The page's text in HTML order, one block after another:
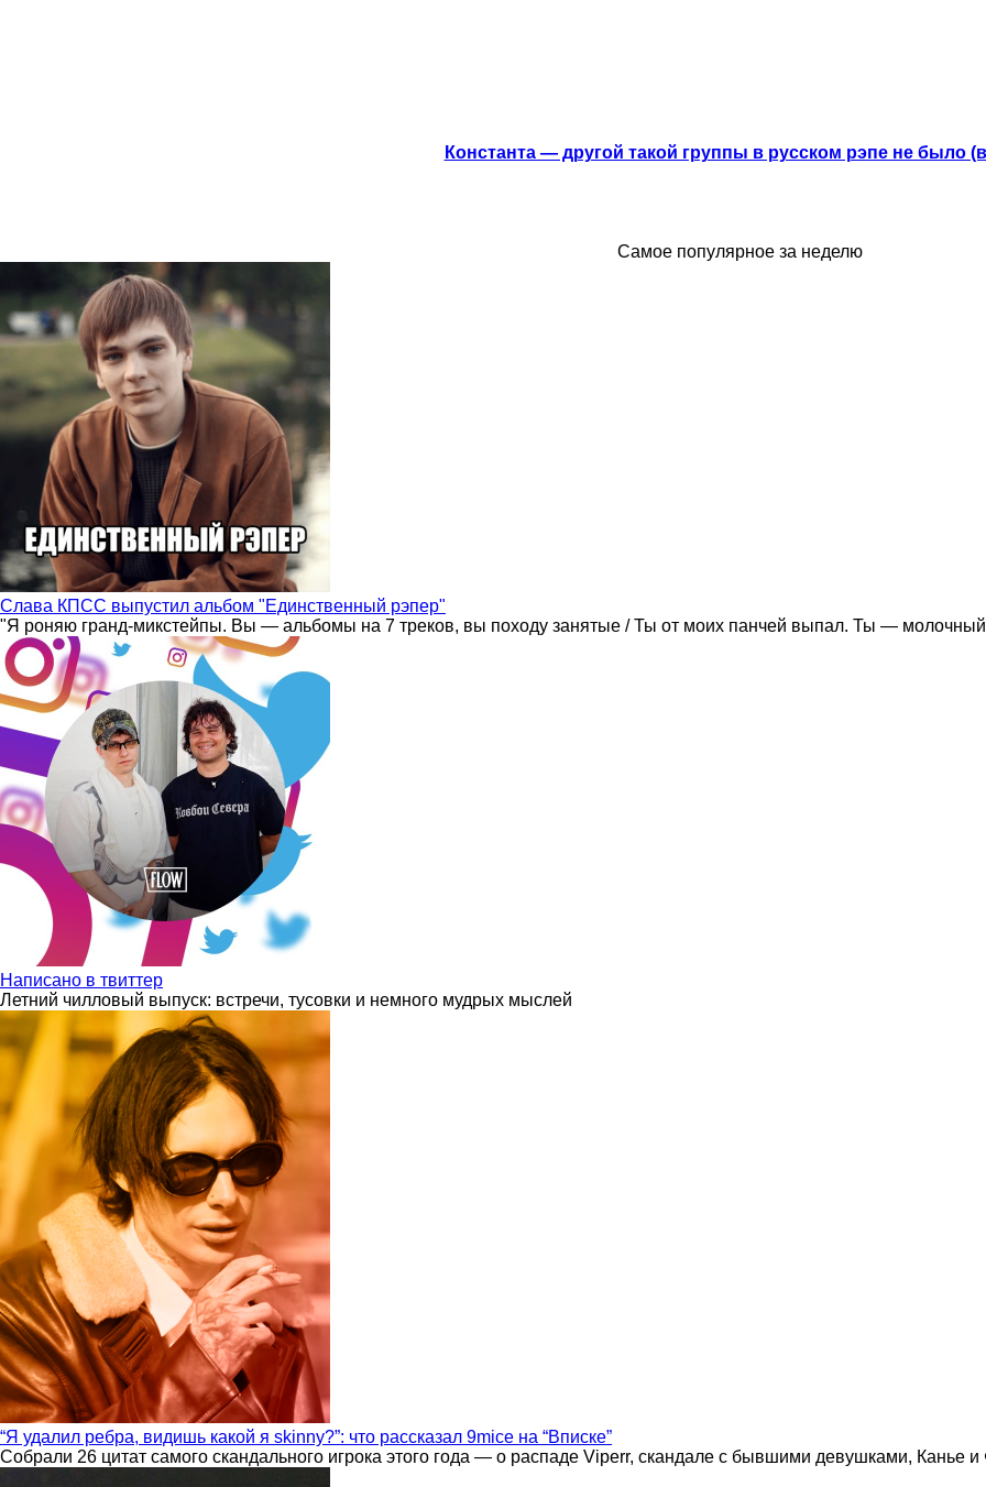
Константа — другой такой группы в русском рэпе не было
Самое популярное за неделю
Слава КПСС выпустил альбом "Единственный рэпер"
"Я роняю гранд-микстейпы. Вы — альбомы на 7 треков, вы походу занятые / Ты от моих панчей выпал. Ты —
Написано в твиттер
Летний чилловый выпуск: встречи, тусовки и немного мудрых мыслей
“Я удалил ребра, видишь какой я skinny?”: что рассказал 9mice на “Вписке”
Собрали 26 цитат самого скандального игрока этого года — о распаде Viperr, скандале с бывшими девушками, Канье